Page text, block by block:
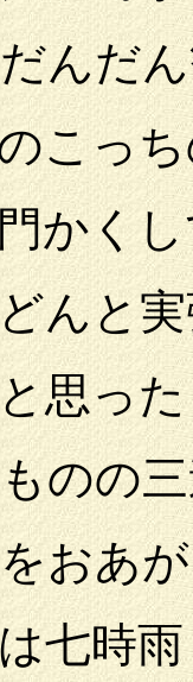
ん
っち
くし
と実
った
三途
あが
時雨